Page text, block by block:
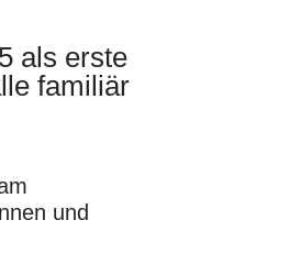
als erste
familiär
und